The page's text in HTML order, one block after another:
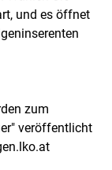
und es öffnet
zum
veröffentlicht